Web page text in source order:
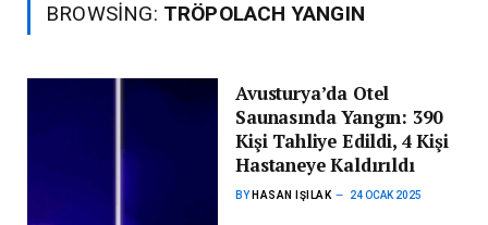
BROWSING: TRÖPOLACH YANGIN
Avusturya’da Otel
Saunasında Yangın: 390
Kişi Tahliye Edildi, 4 Kişi
Hastaneye Kaldırıldı
BY HASAN IŞILAK 24 OCAK 2025